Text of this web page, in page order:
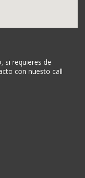
si requieres de
con nuesto call